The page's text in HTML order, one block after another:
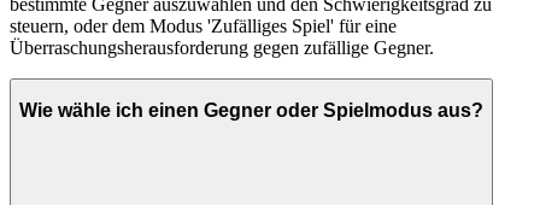
steuern, oder dem Modus 'Zufälliges Spiel' für eine
Überraschungsherausforderung gegen zufällige Gegner.
Wie wähle ich einen Gegner oder Spielmodus aus?